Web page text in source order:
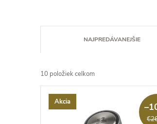
a
d
e
NAJPREDÁVANEJŠIE
10 položiek celkom
VAkcia